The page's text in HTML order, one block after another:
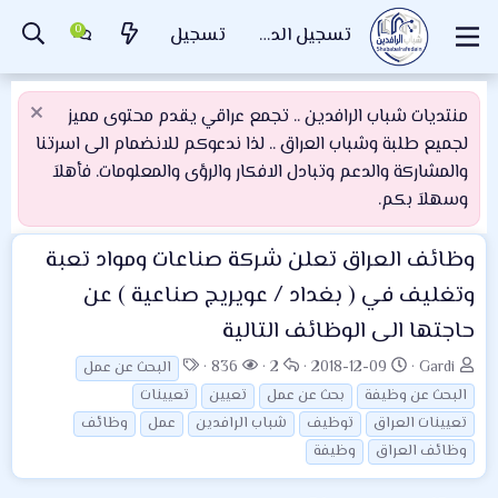
تسجيل الدخول تسجيل
منتديات شباب الرافدين .. تجمع عراقي يقدم محتوى مميز
لجميع طلبة وشباب العراق .. لذا ندعوكم للانضمام الى اسرتنا
والمشاركة والدعم وتبادل الافكار والرؤى والمعلومات. فأهلاَ
وسهلاَ بكم.
وظائف العراق تعلن شركة صناعات ومواد تعبة
وتغليف في ( بغداد / عويريج صناعية ) عن
حاجتها الى الوظائف التالية
ب
ا
د
ئ
ا
Gardi
ت
ا
ر
ي
خ
2018-12-09
ا
ل
ر
د
2
ا
ل
م
ش
836
ا
ل
و
س
البحث عن عمل
البحث عن وظيفة
بحث عن عمل تعيين
تعيينات
تعيينات العراق
توظيف شباب الرافدين عمل
وظائف
وظائف العراق
وظيفة